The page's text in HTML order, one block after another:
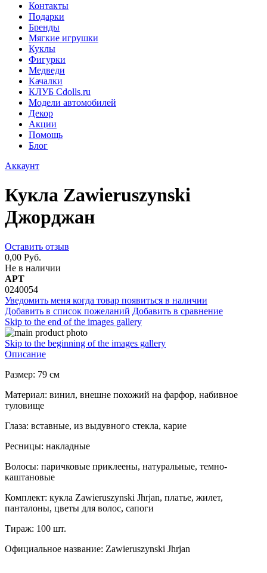
Контакты
Подарки
Бренды
Мягкие игрушки
Куклы
Фигурки
Медведи
Качалки
КЛУБ Cdolls.ru
Модели автомобилей
Декор
Акции
Помощь
Блог
Аккаунт
Кукла Zawieruszynski
Джорджан
Оставить отзыв
0,00 Руб.
Не в наличии
АРТ
0240054
Уведомить меня когда товар появиться в наличии
Добавить в список пожеланий Добавить в сравнение
Skip to the end of the images gallery
Skip to the beginning of the images gallery
Описание
Размер: 79 см
Материал: винил, внешне похожий на фарфор, набивное
туловище
Глаза: вставные, из выдувного стекла, карие
Ресницы: накладные
Волосы: паричковые приклеены, натуральные, темно-
каштановые
Комплект: кукла Zawieruszynski Jhrjan, платье, жилет,
панталоны, цветы для волос, сапоги
Тираж: 100 шт.
Официальное название: Zawieruszynski Jhrjan